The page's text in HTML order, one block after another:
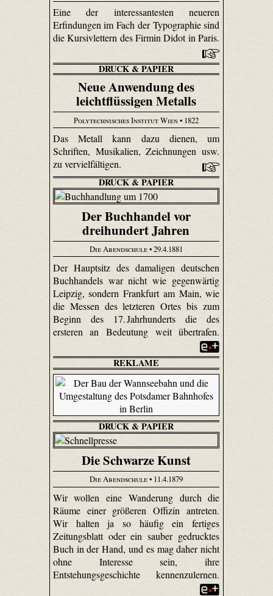
Eine der interessantesten neueren
Erfindungen im Fach der Typographie sind
die Kursivlettern des Firmin Didot in Paris.
DRUCK & PAPIER
Neue Anwendung des
leichtflüssigen Metalls
Polytechnisches Institut Wien• 1822
Das Metall kann dazu dienen, um
Schriften, Musikalien, Zeichnungen usw.
zu vervielfältigen.
DRUCK & PAPIER
Der Buchhandel vor
dreihundert Jahren
Die Abendschule• 29.4.1881
Der Hauptsitz des damaligen deutschen
Buchhandels war nicht wie gegenwärtig
Leipzig, sondern Frankfurt am Main, wie
die Messen des letzteren Ortes bis zum
Beginn des 17. Jahrhunderts die des
ersteren an Bedeutung weit übertrafen.
REKLAME
DRUCK & PAPIER
Die Schwarze Kunst
Die Abendschule• 11.4.1879
Wir wollen eine Wanderung durch die
Räume einer größeren Offizin antreten.
Wir halten ja so häufig ein fertiges
Zeitungsblatt oder ein sauber gedrucktes
Buch in der Hand, und es mag daher nicht
ohne Interesse sein, ihre
Entstehungsgeschichte kennenzulernen.